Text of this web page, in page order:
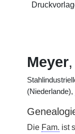
Meyer,
(Niederlande),
Die Fam. ist